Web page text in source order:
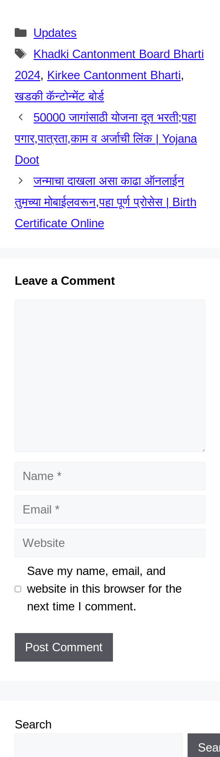
Categories
Updates
Tags
Khadki Cantonment Board Bharti
2024, Kirkee Cantonment Bharti,
खडकी कॅन्टोन्मेंट बोर्ड
50000 जागांसाठी योजना दूत भरती;पहा
पगार,पात्रता,काम व अर्जाची लिंक | Yojana
Doot
जन्माचा दाखला असा काढा ऑनलाईन
तुमच्या मोबाईलवरून,पहा पूर्ण प्रोसेस | Birth
Certificate Online
Leave a Comment
Name
Email
Website
Save my name, email, and
website in this browser for the
next time I comment.
Search